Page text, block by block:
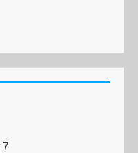
7